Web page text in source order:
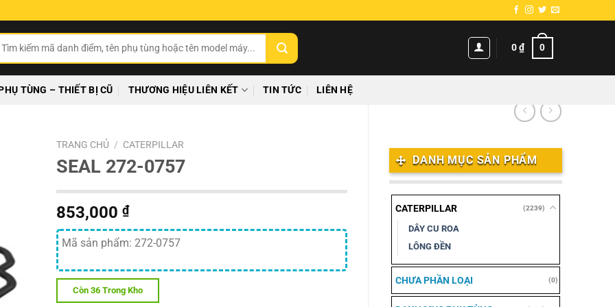
0₫ 0
TÙNG – THIẾT BỊ CŨ THƯƠNG HIỆU LIÊN KẾT TIN TỨC LIÊN HỆ
DANH MỤC SẢN PHẨM
CATERPILLAR (2239)
DÂY CU ROA
LÔNG ĐỀN
CHƯA PHẦN LOẠI (0)
TRANG CHỦ / CATERPILLAR
SEAL 272-0757
853,000₫
Mã sản phẩm: 272-0757
Còn 36 Trong Kho